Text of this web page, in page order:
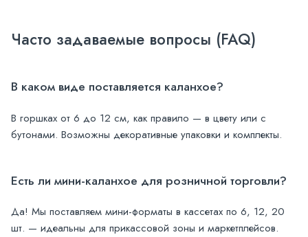
Часто задаваемые вопросы (FAQ)
В каком виде поставляется каланхое?
В горшках от 6 до 12 см, как правило — в цвету или с
бутонами. Возможны декоративные упаковки и комплекты.
Есть ли мини-каланхое для розничной торговли?
Да! Мы поставляем мини-форматы в кассетах по 6, 12, 20
шт. — идеальны для прикассовой зоны и маркетплейсов.